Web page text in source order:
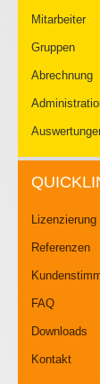
Mitarbeiter
Gruppen
Abrechnung
Lizenzierung
Referenzen
FAQ
Downloads
Kontakt